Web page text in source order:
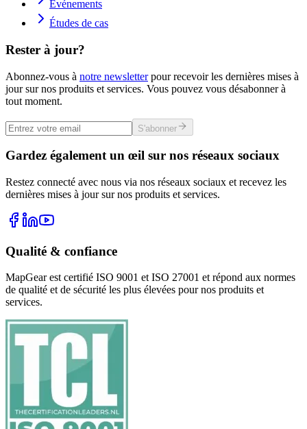
Événements
Études de cas
Rester à jour?
Abonnez-vous à notre newsletterpour recevoir les dernières mises à
jour sur nos produits et services. Vous pouvez vous désabonner à
tout moment.
S'abonner
Gardez également un œil sur nos réseaux sociaux
Restez connecté avec nous via nos réseaux sociaux et recevez les
dernières mises à jour sur nos produits et services.
Qualité & confiance
MapGear est certifié ISO 9001 et ISO 27001 et répond aux normes
de qualité et de sécurité les plus élevées pour nos produits et
services.